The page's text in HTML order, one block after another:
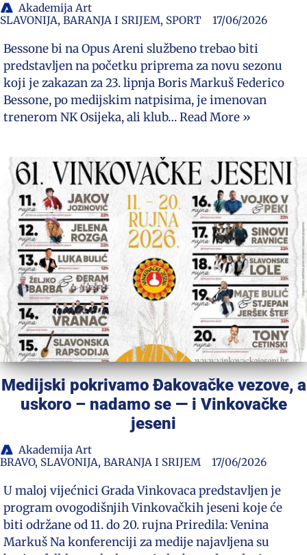
Akademija Art
SLAVONIJA, BARANJA I SRIJEM, SPORT 17/06/2026
Bessone bi na Opus Areni službeno trebao biti
predstavljen na početku priprema za novu sezonu
koji je zakazan za 23. lipnja Boris Markuš Federico
Bessone, po medijskim natpisima, je imenovan
trenerom NK Osijeka, ali klub…Read More »
Medijski pokrivamo Đakovačke vezove, a
uskoro – nadamo se — i Vinkovačke
jeseni
Akademija Art
BRAVO, SLAVONIJA, BARANJA I SRIJEM 17/06/2026
U maloj vijećnici Grada Vinkovaca predstavljen je
program ovogodišnjih Vinkovačkih jeseni koje će
biti održane od 11. do 20. rujna Priredila: Venina
Markuš Na konferenciji za medije najavljena su